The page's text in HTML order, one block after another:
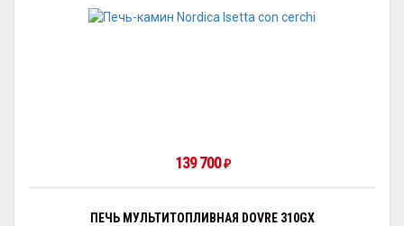
139 700 ₽
ПЕЧЬ МУЛЬТИТОПЛИВНАЯ DOVRE 310GX